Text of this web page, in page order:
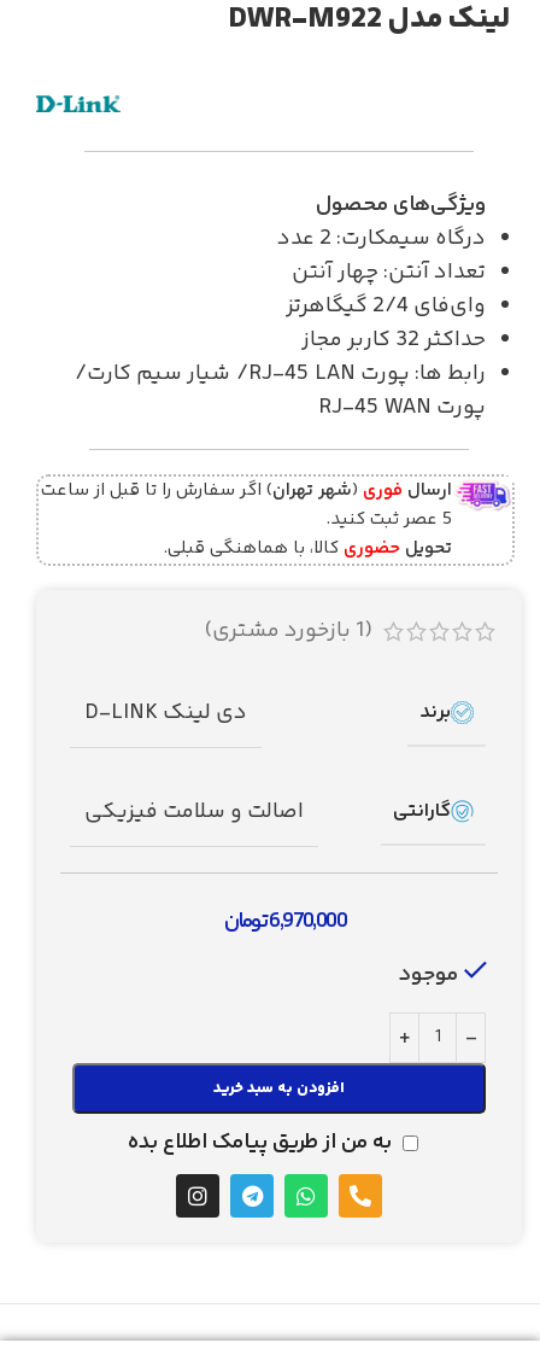
لینک مدل DWR-M922
ویژگی‌های محصول
درگاه سیمکارت: 2 عدد
تعداد آنتن: چهار آنتن
وای‌فای 2/4 گیگاهرتز
حداکثر 32 کاربر مجاز
رابط‌‌ ها: پورت RJ-45 LAN/ شیار سیم کارت/
پورت RJ-45 WAN
ارسال فوری (شهر تهران) اگر سفارش را تا قبل از ساعت
5 عصر ثبت کنید.
تحویل حضوری کالا، با هماهنگی قبلی.
(
1 بازخورد مشتری)
برند دی لینک D-LINK
گارانتی اصالت و سلامت فیزیکی
6,970,000تومان
موجود
افزودن به سبد خرید
به من از طریق پیامک اطلاع بده